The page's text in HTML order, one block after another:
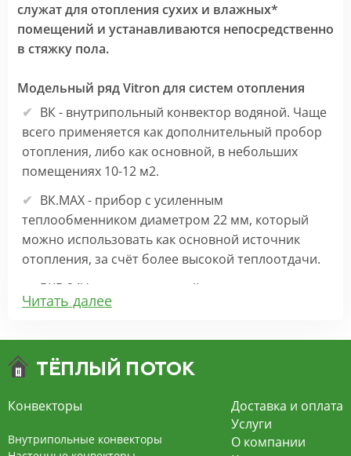
служат для отопления сухих и влажных*
помещений и устанавливаются непосредственно
в стяжку пола.
Модельный ряд Vitron для систем отопления
ВК - внутрипольный конвектор водяной. Чаще
всего применяется как дополнительный пробор
отопления, либо как основной, в небольших
помещениях 10-12 м2.
ВК.МАХ - прибор с усиленным
теплообменником диаметром 22 мм, который
можно использовать как основной источник
отопления, за счёт более высокой теплоотдачи.
ВКВ 24V – внутрипольный конвектор
отопления с вентилятором на 24В подходит для
экономит электроэнергию и бесшумно работает.
конвекцией на 220В. За счет тангенциального
вентилятора создает принудительную
Читать далее
Конвекторы
Внутрипольные конвекторы
Доставка и оплата
Услуги
О компании